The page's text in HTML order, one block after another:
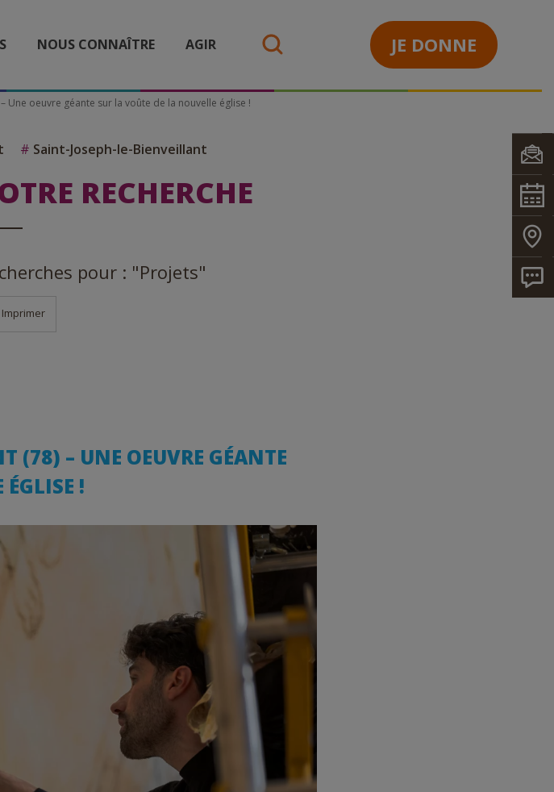
NOUS CONNAÎTRE AGIR JE DONNE
Une oeuvre géante sur la voûte de la nouvelle église !
# Saint-Joseph-le-Bienveillant
RECHERCHE
pour : "Projets"
Imprimer
(78) – UNE OEUVRE GÉANTE
!